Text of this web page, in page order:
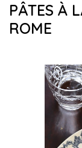
PÂTES À
ROME